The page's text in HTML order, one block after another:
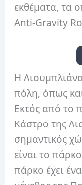
εκθέματα, τα
Anti-Gravity
Η
πόλη, όπως
Εκτός από το
Κάστρο της
σημαντικός
είναι το
πάρκο έχει